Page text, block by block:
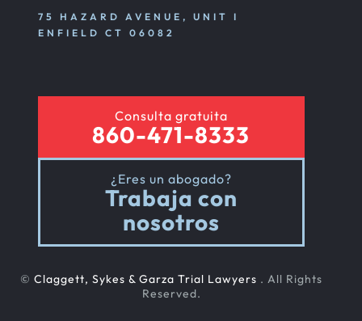
75 HAZARD AVENUE, UNIT I
ENFIELD CT 06082
Consulta gratuita
860-471-8333
¿Eres un abogado?
Trabaja con
nosotros
© Claggett, Sykes & Garza Trial Lawyers . All Rights
Reserved.